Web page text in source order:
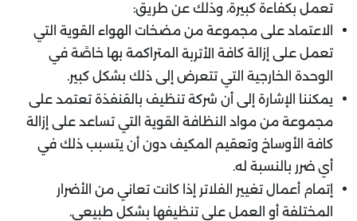
تعمل بكفاءة كبيرة، وذلك عن طريق:
الاعتماد على مجموعة من مضخات الهواء القوية التي
تعمل على إزالة كافة الأتربة المتراكمة بها خاصًة في
الوحدة الخارجية التي تتعرض إلى ذلك بشكل كبير.
يمكننا الإشارة إلى أن شركة تنظيف بالقنفذة تعتمد على
مجموعة من مواد النظافة القوية التي تساعد على إزالة
كافة الأوساخ وتعقيم المكيف دون أن يتسبب ذلك في
أي ضرر بالنسبة له.
إتمام أعمال تغيير الفلاتر إذا كانت تعاني من الأضرار
المختلفة أو العمل على تنظيفها بشكل طبيعي.